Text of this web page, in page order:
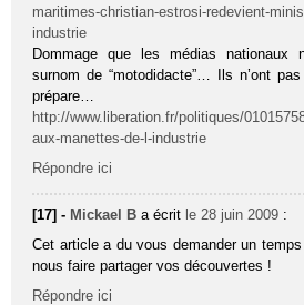
maritimes-christian-estrosi-redevient-
industrie
Dommage que les médias nationaux
surnom de “motodidacte”… Ils n’ont
prépare…
http://www.liberation.fr/politiques/
aux-manettes-de-l-industrie
Répondre ici
[17] - Mickael B a écrit le 28 juin 2009 :
Cet article a du vous demander un
nous faire partager vos découvertes !
Répondre ici